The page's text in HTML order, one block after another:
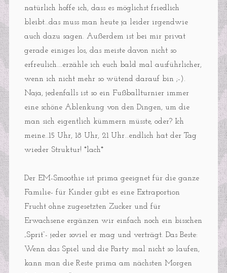
natürlich hoffe ich, dass es möglichst friedlich
bleibt…das muss man heute ja leider irgendwie
auch dazu sagen. Außerdem ist bei mir privat
gerade einiges los, das meiste davon nicht so
erfreulich….erzähle ich euch bald mal ausführlicher,
wenn ich nicht mehr so wütend darauf bin ;-).
Naja, jedenfalls ist so ein Fußballturnier immer
eine schöne Ablenkung von den Dingen, um die
man sich eigentlich kümmern müsste, oder? Ich
meine…15 Uhr, 18 Uhr, 21 Uhr…endlich hat der Tag
wieder Struktur! *lach*
Der EM-Smoothie ist prima geeignet für die ganze
Familie- für Kinder gibt es eine Extraportion
Frucht ohne zugesetzten Zucker und für
Erwachsene ergänzen wir einfach noch ein bisschen
„Sprit“- jeder soviel er mag und verträgt. Das Beste:
Wenn das Spiel und die Party mal nicht so laufen,
kann man die Reste prima am nächsten Morgen